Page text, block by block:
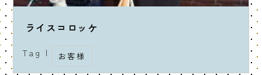
ライスコロッケ
Tag | お客様